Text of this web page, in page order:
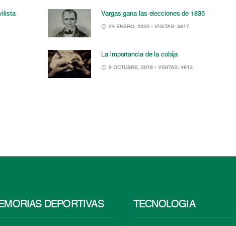
Vargas gana las elecciones de 1835
24 ENERO, 2020 • VISITAS: 3917
La importancia de la cobija
9 OCTUBRE, 2018 • VISITAS: 4812
DEPORTIVAS TECNOLOGÍA